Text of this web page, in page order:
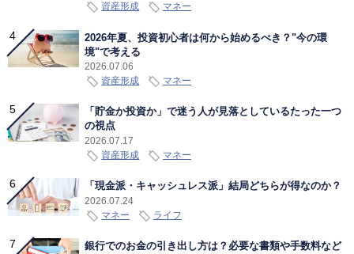
資産形成 マネー
2026年夏、投資初心者は何から始めるべき？"今の環
境"で考える
2026.07.06
資産形成 マネー
「貯金か投資か」で迷う人が見落としているたった一つ
の視点
2026.07.17
資産形成 マネー
「現金派・キャッシュレス派」結局どちらが得なのか？
2026.07.24
マネー ライフ
銀行でのお金の引き出し方は？必要な書類や手数料など